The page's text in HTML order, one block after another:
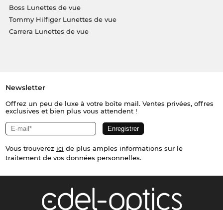
Boss Lunettes de vue
Tommy Hilfiger Lunettes de vue
Carrera Lunettes de vue
Newsletter
Offrez un peu de luxe à votre boîte mail. Ventes privées, offres
exclusives et bien plus vous attendent !
Vous trouverez ici de plus amples informations sur le
traitement de vos données personnelles.